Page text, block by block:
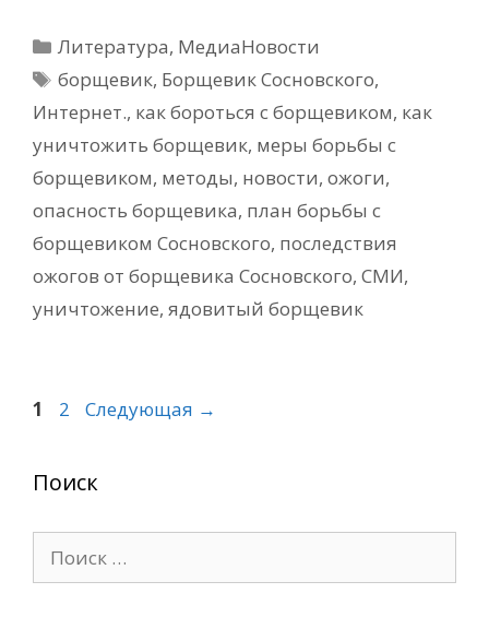
Рубрики
Литература, МедиаНовости
Метки
борщевик, Борщевик Сосновского,
Интернет., как бороться с борщевиком, как
уничтожить борщевик, меры борьбы с
борщевиком, методы, новости, ожоги,
опасность борщевика, план борьбы с
борщевиком Сосновского, последствия
ожогов от борщевика Сосновского, СМИ,
уничтожение, ядовитый борщевик
Страница
1 Страница
2 Следующая →
Поиск